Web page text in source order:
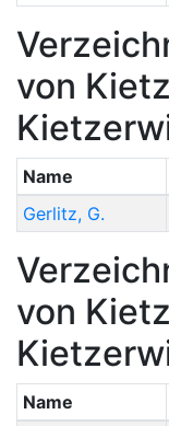
von
Name
Gerlitz, G.
von
Name